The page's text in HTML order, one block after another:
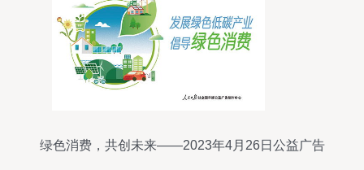
绿色消费，共创未来——2023年4月26日公益广告